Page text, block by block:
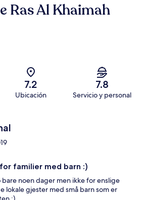
Ras Al Khaimah
7.2
Ubicación
7.8
Servicio y personal
familier med barn :)
noen dager men ikke for enslige
lokale gjester med små barn som er